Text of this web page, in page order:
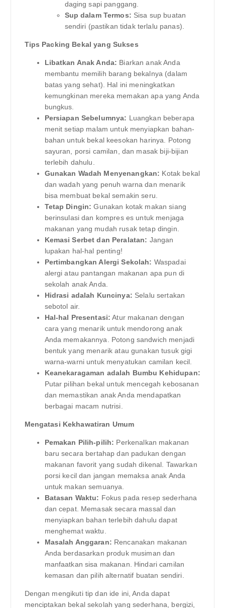
daging sapi panggang.
Sup dalam Termos: Sisa sup buatan
sendiri (pastikan tidak terlalu panas).
Tips Packing Bekal yang Sukses
Libatkan Anak Anda: Biarkan anak Anda
membantu memilih barang bekalnya (dalam
batas yang sehat). Hal ini meningkatkan
kemungkinan mereka memakan apa yang Anda
bungkus.
Persiapan Sebelumnya: Luangkan beberapa
menit setiap malam untuk menyiapkan bahan-
bahan untuk bekal keesokan harinya. Potong
sayuran, porsi camilan, dan masak biji-bijian
terlebih dahulu.
Gunakan Wadah Menyenangkan: Kotak bekal
dan wadah yang penuh warna dan menarik
bisa membuat bekal semakin seru.
Tetap Dingin: Gunakan kotak makan siang
berinsulasi dan kompres es untuk menjaga
makanan yang mudah rusak tetap dingin.
Kemasi Serbet dan Peralatan: Jangan
lupakan hal-hal penting!
Pertimbangkan Alergi Sekolah: Waspadai
alergi atau pantangan makanan apa pun di
sekolah anak Anda.
Hidrasi adalah Kuncinya: Selalu sertakan
sebotol air.
Hal-hal Presentasi: Atur makanan dengan
cara yang menarik untuk mendorong anak
Anda memakannya. Potong sandwich menjadi
bentuk yang menarik atau gunakan tusuk gigi
warna-warni untuk menyatukan camilan kecil.
Keanekaragaman adalah Bumbu Kehidupan:
Putar pilihan bekal untuk mencegah kebosanan
dan memastikan anak Anda mendapatkan
berbagai macam nutrisi.
Mengatasi Kekhawatiran Umum
Pemakan Pilih-pilih: Perkenalkan makanan
baru secara bertahap dan padukan dengan
makanan favorit yang sudah dikenal. Tawarkan
porsi kecil dan jangan memaksa anak Anda
untuk makan semuanya.
Batasan Waktu: Fokus pada resep sederhana
dan cepat. Memasak secara massal dan
menyiapkan bahan terlebih dahulu dapat
menghemat waktu.
Masalah Anggaran: Rencanakan makanan
Anda berdasarkan produk musiman dan
manfaatkan sisa makanan. Hindari camilan
kemasan dan pilih alternatif buatan sendiri.
Dengan mengikuti tip dan ide ini, Anda dapat
menciptakan bekal sekolah yang sederhana, bergizi,